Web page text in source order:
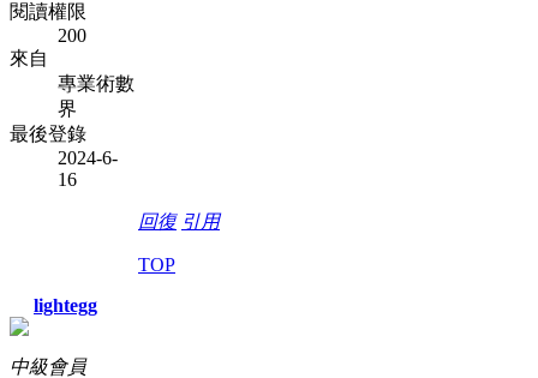
閱讀權限
200
來自
專業術數
界
最後登錄
2024-6-
16
回復 引用
TOP
lightegg
中級會員